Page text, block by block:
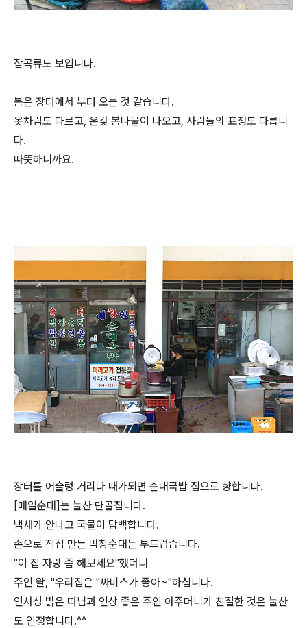
잡곡류도 보입니다.
봄은 장터에서 부터 오는 것 같습니다.
옷차림도 다르고, 온갖 봄나물이 나오고, 사람들의 표정도 다릅니
다.
따뜻하니까요.
장터를 어슬렁 거리다 때가되면 순대국밥 집으로 향합니다.
[매일순대]는 눌산 단골집니다.
냄새가 안나고 국물이 담백합니다.
손으로 직접 만든 막창순대는 부드럽습니다.
"이 집 자랑 좀 해보세요"했더니
주인 왈, "우리집은 "싸비스가 좋아~"하십니다.
인사성 밝은 따님과 인상 좋은 주인 아주머니가 친절한 것은 눌산
도 인정합니다.^^